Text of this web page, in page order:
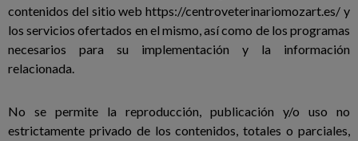
contenidos del sitio web https://centroveterinariomozart.es/ y
los servicios ofertados en el mismo, así como de los programas
necesarios para su implementación y la información
relacionada.
No se permite la reproducción, publicación y/o uso no
estrictamente privado de los contenidos, totales o parciales,